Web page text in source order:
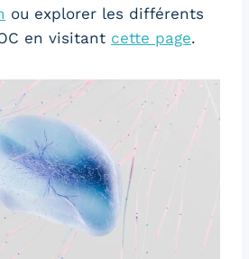
ou explorer les différents
en visitant cette page.